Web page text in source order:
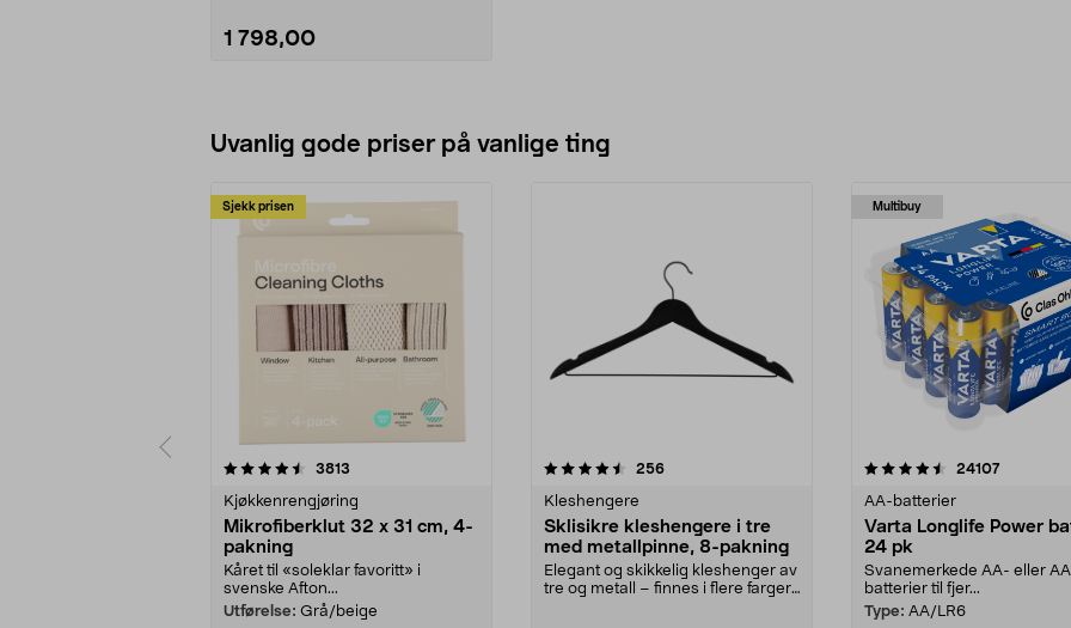
• Dobbel sele for best mulig
komfort.
1 798,00
Uvanlig gode priser på vanlige ting
Sjekk prisen
3813
Kjøkkenrengjøring
Mikrofiberklut 32 x 31 cm, 4-
pakning
Kåret til «soleklar favoritt» i
svenske Afton...
Utførelse: Grå/beige
4.5av 5 stjerner 256anmeldelser
Kleshengere
Sklisikre kleshengere i tre
med metallpinne, 8-pakning
Elegant og skikkelig kleshenger av
tre og metall – finnes i flere farger.
Multibuy
4.5av 5 stjerner 24107
AA-batterier
Varta Longlife Power
24 pk
Svanemerkede AA- eller
batterier til fjer...
Type: AA/LR6
4.5av 5 stjerner